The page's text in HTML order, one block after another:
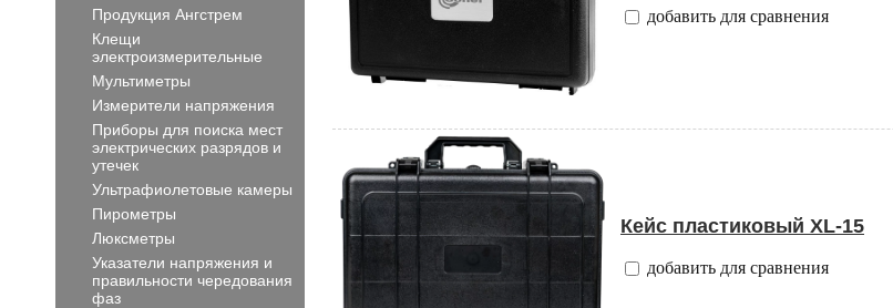
Продукция Ангстрем
Клещи
электроизмерительные
Мультиметры
Измерители напряжения
Приборы для поиска мест
электрических разрядов и
утечек
Ультрафиолетовые камеры
Пирометры
Люксметры
Указатели напряжения и
правильности чередования
фаз
добавить для сравнения
Кейс пластиковый XL-15
добавить для сравнения